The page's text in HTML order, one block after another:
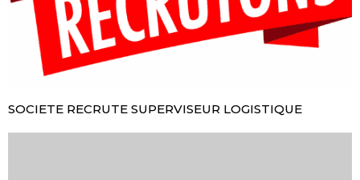
SOCIETE RECRUTE SUPERVISEUR LOGISTIQUE